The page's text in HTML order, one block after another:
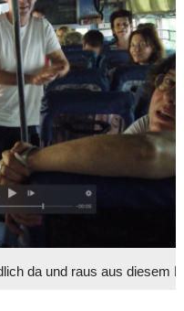
da und raus aus diesem